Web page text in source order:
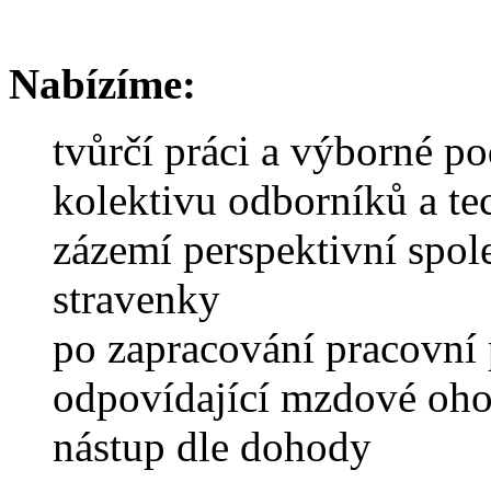
Nabízíme:
tvůrčí práci a výborné
kolektivu odborníků a
zázemí perspektivní
stravenky
po zapracování
odpovídající mzdové
nástup dle dohody